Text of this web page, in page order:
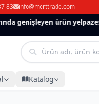
83 info@merttrade.com
genişleyen ürün
Katalog